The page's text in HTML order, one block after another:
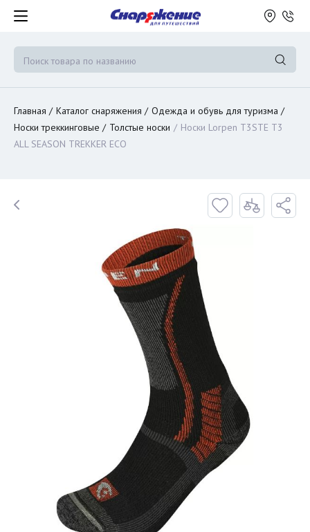
Главная Каталог снаряжения
Одежда и обувь для туризма
Носки треккинговые
Толстые носки
Носки Lorpen T3STE T3
ALL SEASON TREKKER ECO